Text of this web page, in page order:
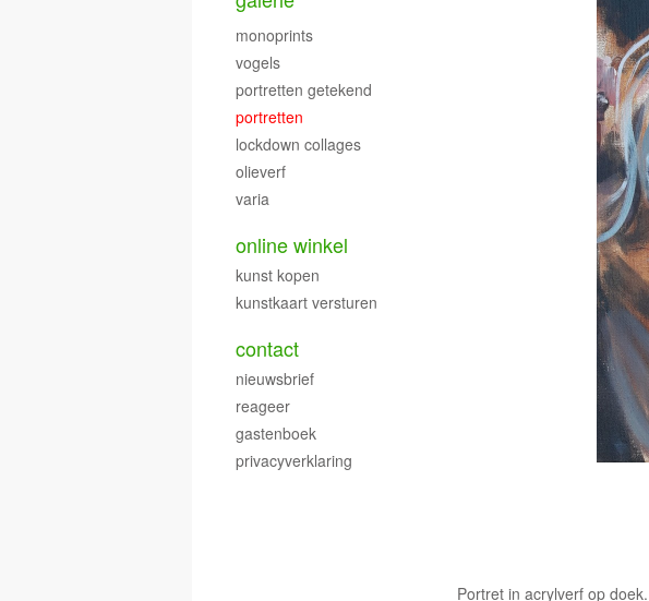
Portret in acrylverf op
monoprints
vogels
portretten getekend
portretten
lockdown collages
olieverf
varia
online winkel
kunst kopen
kunstkaart versturen
contact
nieuwsbrief
reageer
gastenboek
privacyverklaring